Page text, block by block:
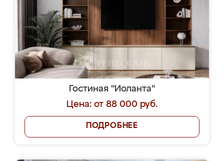
Гостиная "Иоланта"
Цена: от 88 000 руб.
ПОДРОБНЕЕ